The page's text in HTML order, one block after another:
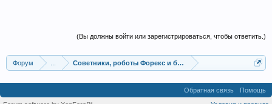
(Вы должны войти или зарегистрироваться, чтобы ответить.)
Форум ... Советники, роботы Форекс и бинарных опционов
Обратная связь
Помощь